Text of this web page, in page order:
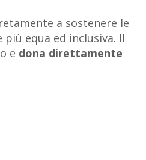
a sostenere le
equa ed inclusiva. Il
e dona direttamente